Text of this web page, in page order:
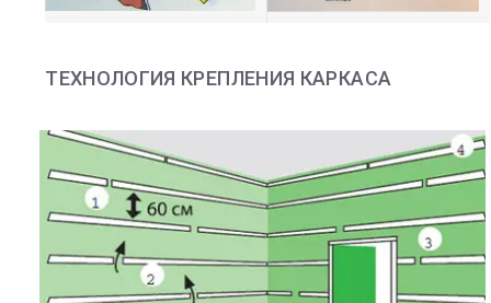
ТЕХНОЛОГИЯ КРЕПЛЕНИЯ КАРКАСА